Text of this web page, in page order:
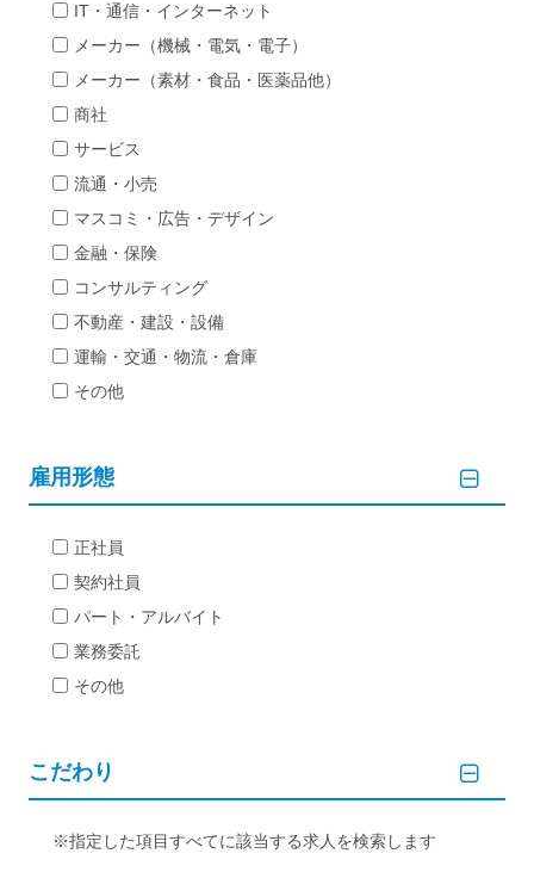
IT・通信・インターネット
メーカー（機械・電気・電子）
メーカー（素材・食品・医薬品他）
商社
サービス
流通・小売
マスコミ・広告・デザイン
金融・保険
コンサルティング
不動産・建設・設備
運輸・交通・物流・倉庫
その他
雇用形態
正社員
契約社員
パート・アルバイト
業務委託
その他
こだわり
指定した項目すべてに該当する求人を検索します